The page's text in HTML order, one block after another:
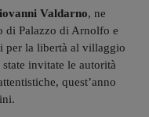
Valdarno, ne
di Palazzo di Arnolfo e
per la libertà al villaggio
invitate le autorità
quest’anno